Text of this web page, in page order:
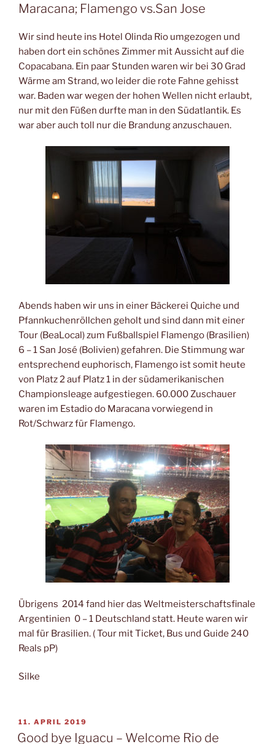
Maracana; Flamengo vs.San Jose
Wir sind heute ins Hotel Olinda Rio umgezogen und
haben dort ein schönes Zimmer mit Aussicht auf die
Copacabana. Ein paar Stunden waren wir bei 30 Grad
Wärme am Strand, wo leider die rote Fahne gehisst
war. Baden war wegen der hohen Wellen nicht erlaubt,
nur mit den Füßen durfte man in den Südatlantik. Es
war aber auch toll nur die Brandung anzuschauen.
Abends haben wir uns in einer Bäckerei Quiche und
Pfannkuchenröllchen geholt und sind dann mit einer
Tour (BeaLocal) zum Fußballspiel Flamengo (Brasilien)
6 – 1 San José (Bolivien) gefahren. Die Stimmung war
entsprechend euphorisch, Flamengo ist somit heute
von Platz 2 auf Platz 1 in der südamerikanischen
Championsleage aufgestiegen. 60.000 Zuschauer
waren im Estadio do Maracana vorwiegend in
Rot/Schwarz für Flamengo.
Übrigens 2014 fand hier das Weltmeisterschaftsfinale
Argentinien 0 – 1 Deutschland statt. Heute waren wir
mal für Brasilien. ( Tour mit Ticket, Bus und Guide 240
Reals pP)
Silke
VERÖFFENTLICHT
AM
11. APRIL 2019
Good bye Iguacu – Welcome Rio de